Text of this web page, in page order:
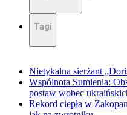
Tagi
Nietykalna sierżant
Wspólnota Sumienia:
postaw wobec
Rekord ciepła w